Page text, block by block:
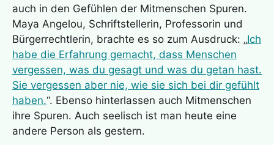
auch in den Gefühlen der Mitmenschen Spuren.
Maya Angelou, Schriftstellerin, Professorin und
Bürgerrechtlerin, brachte es so zum Ausdruck: „Ich
habe die Erfahrung gemacht, dass Menschen
vergessen, was du gesagt und was du getan hast.
Sie vergessen aber nie, wie sie sich bei dir gefühlt
haben.“. Ebenso hinterlassen auch Mitmenschen
ihre Spuren. Auch seelisch ist man heute eine
andere Person als gestern.